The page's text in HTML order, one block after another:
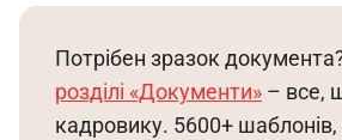
Потрібен зразок
розділі «Документи» – все,
кадровику. 5600+ шаблонів,